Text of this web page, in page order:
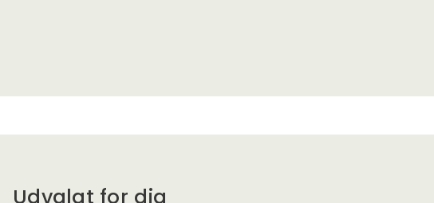
silikoneret bollfiber.
FSC-certificeret europæisk træ i alle bærende dele.
Udvalgt for dig